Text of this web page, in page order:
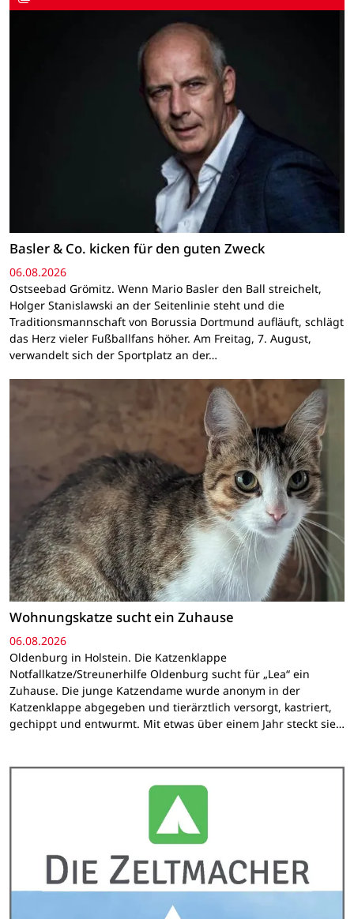
Basler & Co. kicken für den guten Zweck
06.08.2026
Ostseebad Grömitz. Wenn Mario Basler den Ball streichelt,
Holger Stanislawski an der Seitenlinie steht und die
Traditionsmannschaft von Borussia Dortmund aufläuft, schlägt
das Herz vieler Fußballfans höher. Am Freitag, 7. August,
verwandelt sich der Sportplatz an der…
Wohnungskatze sucht ein Zuhause
06.08.2026
Oldenburg in Holstein. Die Katzenklappe
Notfallkatze/Streunerhilfe Oldenburg sucht für „Lea“ ein
Zuhause. Die junge Katzendame wurde anonym in der
Katzenklappe abgegeben und tierärztlich versorgt, kastriert,
gechippt und entwurmt. Mit etwas über einem Jahr steckt sie…